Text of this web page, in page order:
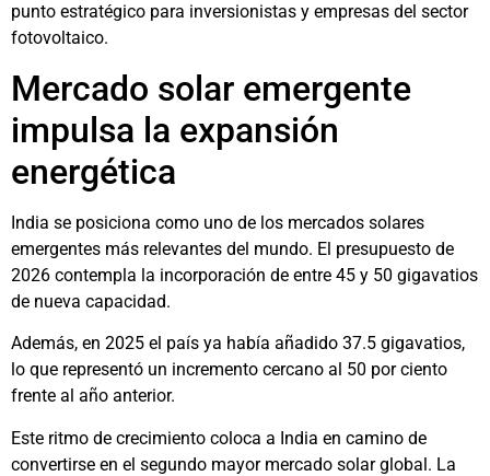
punto estratégico para inversionistas y empresas del sector
fotovoltaico.
Mercado solar emergente
impulsa la expansión
energética
India se posiciona como uno de los mercados solares
emergentes más relevantes del mundo. El presupuesto de
2026 contempla la incorporación de entre 45 y 50 gigavatios
de nueva capacidad.
Además, en 2025 el país ya había añadido 37.5 gigavatios,
lo que representó un incremento cercano al 50 por ciento
frente al año anterior.
Este ritmo de crecimiento coloca a India en camino de
convertirse en el segundo mayor mercado solar global. La